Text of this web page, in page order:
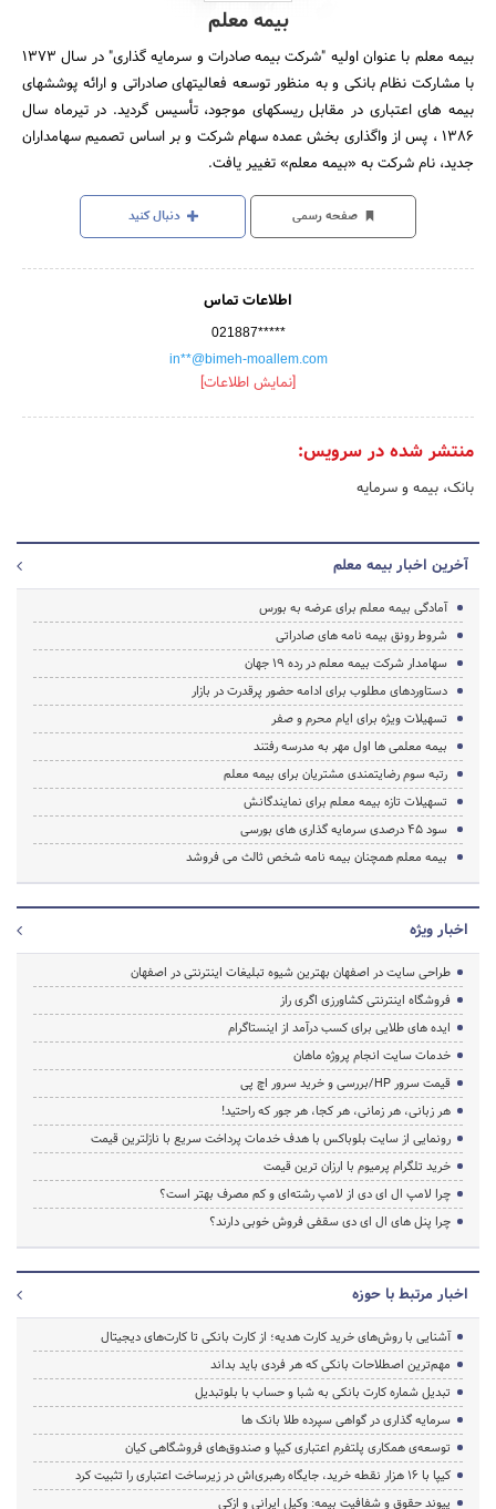
بیمه معلم
بیمه معلم با عنوان اولیه "شرکت بیمه صادرات و سرمایه گذاری" در سال 1373
با مشارکت نظام بانکی و به منظور توسعه فعالیتهای صادراتی و ارائه پوششهای
بیمه های اعتباری در مقابل ریسکهای موجود، تأسیس گردید. در تیرماه سال
1386 ، پس از واگذاری بخش عمده سهام شرکت و بر اساس تصمیم سهامداران
جدید، نام شرکت به «بیمه معلم» تغییر یافت.
صفحه رسمی دنبال کنید
اطلاعات تماس
021887*****
in**@bimeh-moallem.com
[نمایش اطلاعات]
منتشر شده در سرویس:
بانک، بیمه و سرمایه
آخرین اخبار بیمه معلم
آمادگی بیمه معلم برای عرضه به بورس
شروط رونق بیمه نامه های صادراتی
سهامدار شرکت بیمه معلم در رده 19 جهان
دستاوردهای مطلوب برای ادامه حضور پرقدرت در بازار
تسهیلات ویژه برای ایام محرم و صفر
بیمه معلمی ها اول مهر به مدرسه رفتند
رتبه سوم رضایتمندی مشتریان برای بیمه معلم
تسهیلات تازه بیمه معلم برای نمایندگانش
سود 45 درصدی سرمایه گذاری های بورسی
بیمه معلم همچنان بیمه نامه شخص ثالث می فروشد
اخبار ویژه
طراحی سایت در اصفهان بهترین شیوه تبلیغات اینترنتی در اصفهان
فروشگاه اینترنتی کشاورزی اگری راز
ایده های طلایی برای کسب درآمد از اینستاگرام
خدمات سایت انجام پروژه ماهان
قیمت سرور HP/بررسی و خرید سرور اچ پی
هر زبانی، هر زمانی، هر کجا، هر جور که راحتید!
رونمایی از سایت بلوباکس با هدف خدمات پرداخت سریع با نازلترین قیمت
خرید تلگرام پرمیوم با ارزان ترین قیمت
چرا لامپ ال ای دی از لامپ رشته‌ای و کم مصرف بهتر است؟
چرا پنل های ال ای دی سقفی فروش خوبی دارند؟
اخبار مرتبط با حوزه
آشنایی با روش‌های خرید کارت هدیه؛ از کارت بانکی تا کارت‌های دیجیتال
مهم‌ترین اصطلاحات بانکی که هر فردی باید بداند
تبدیل شماره کارت بانکی به شبا و حساب با بلوتبدیل
سرمایه گذاری در گواهی سپرده طلا بانک ها
توسعه‌ی همکاری‌ پلتفرم اعتباری کیپا و صندوق‌های فروشگاهی کیان
کیپا با ۱۶ هزار نقطه خرید، جایگاه رهبری‌اش در زیرساخت اعتباری را تثبیت کرد
پیوند حقوق و شفافیت بیمه: وکیل ایرانی و ازکی